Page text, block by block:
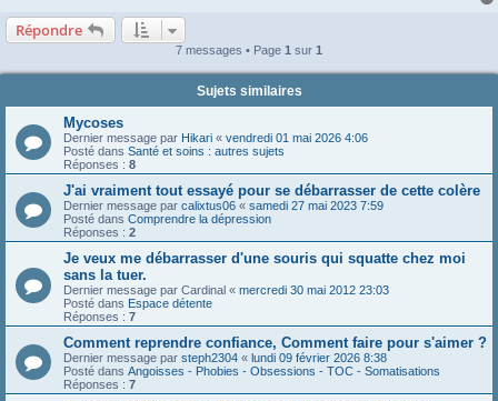
Répondre
7 messages • Page 1 sur 1
Sujets similaires
Mycoses
Dernier message par Hikari « vendredi 01 mai 2026 4:06
Posté dans Santé et soins : autres sujets
Réponses : 8
J'ai vraiment tout essayé pour se débarrasser de cette colère
Dernier message par calixtus06 « samedi 27 mai 2023 7:59
Posté dans Comprendre la dépression
Réponses : 2
Je veux me débarrasser d'une souris qui squatte chez moi
sans la tuer.
Dernier message par Cardinal « mercredi 30 mai 2012 23:03
Posté dans Espace détente
Réponses : 7
Comment reprendre confiance, Comment faire pour s'aimer ?
Dernier message par steph2304 « lundi 09 février 2026 8:38
Posté dans Angoisses - Phobies - Obsessions - TOC - Somatisations
Réponses : 7